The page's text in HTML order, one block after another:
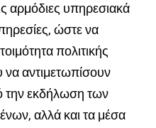
αρμόδιες υπηρεσιακά
ώστε να
πολιτικής
αντιμετωπίσουν
την εκδήλωση των
αλλά και τα μέσα